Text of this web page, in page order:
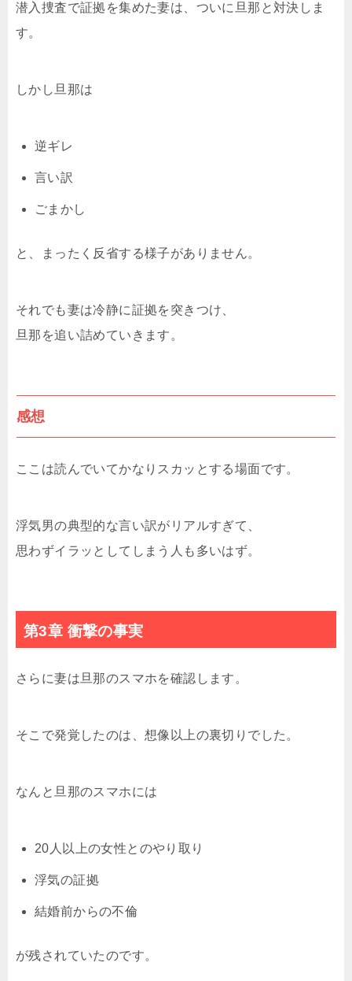
潜入捜査で証拠を集めた妻は、ついに旦那と対決しま
す。
しかし旦那は
逆ギレ
言い訳
ごまかし
と、まったく反省する様子がありません。
それでも妻は冷静に証拠を突きつけ、
旦那を追い詰めていきます。
感想
ここは読んでいてかなりスカッとする場面です。
浮気男の典型的な言い訳がリアルすぎて、
思わずイラッとしてしまう人も多いはず。
第3章 衝撃の事実
さらに妻は旦那のスマホを確認します。
そこで発覚したのは、想像以上の裏切りでした。
なんと旦那のスマホには
20人以上の女性とのやり取り
浮気の証拠
結婚前からの不倫
が残されていたのです。